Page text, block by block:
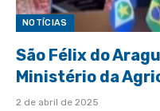
NOTÍCIAS
São Félix do
Ministério da
2 de abril de 2025